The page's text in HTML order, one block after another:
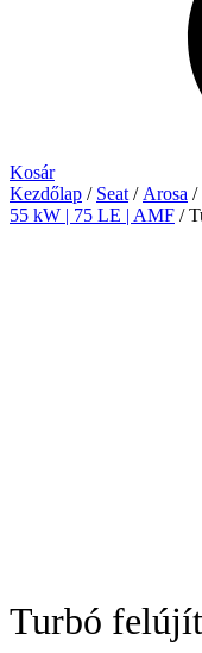
Kosár
Kezdőlap / Seat / Arosa /
55 kW | 75 LE | AMF /
Turbó